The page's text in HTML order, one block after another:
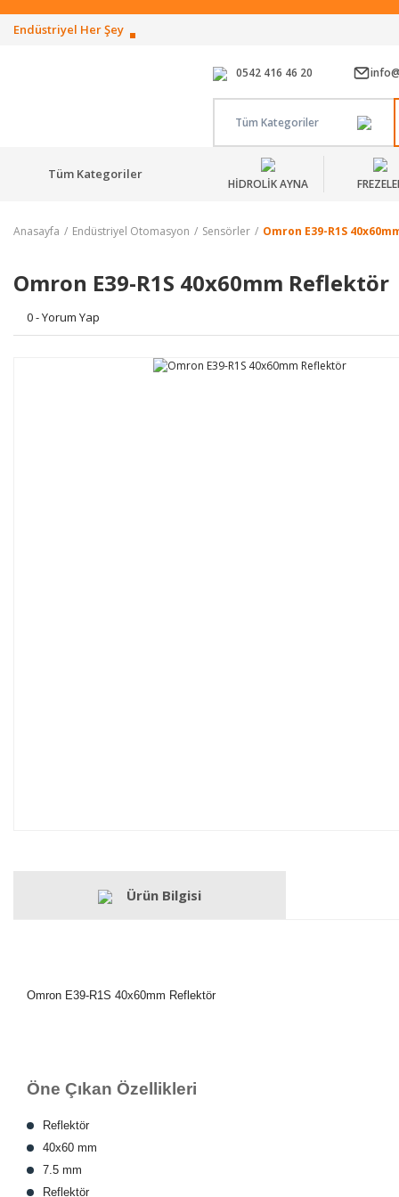
Endüstriyel Her Şey
0542 416 46 20
Tüm Kategoriler
Tüm Kategoriler
HİDROLİK AYNA
Anasayfa Endüstriyel Otomasyon Sensörler Omron E39-R1S
Omron E39-R1S 40x60mm Reflektör
0 - Yorum Yap
Ürün Bilgisi
Omron E39-R1S 40x60mm Reflektör
Öne Çıkan Özellikleri
Reflektör
40x60 mm
7.5 mm
Reflektör